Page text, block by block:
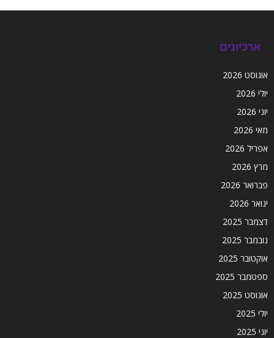
ארכיונים
אוגוסט 2026
יולי 2026
יוני 2026
מאי 2026
אפריל 2026
מרץ 2026
פברואר 2026
ינואר 2026
דצמבר 2025
נובמבר 2025
אוקטובר 2025
ספטמבר 2025
אוגוסט 2025
יולי 2025
יוני 2025